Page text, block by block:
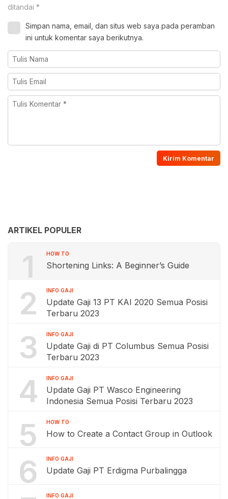
ditandai *
Simpan nama, email, dan situs web saya pada peramban
ini untuk komentar saya berikutnya.
ARTIKEL POPULER
1 HOW TO
Shortening Links: A Beginner’s Guide
2 INFO GAJI
Update Gaji 13 PT KAI 2020 Semua Posisi
Terbaru 2023
3 INFO GAJI
Update Gaji di PT Columbus Semua Posisi
Terbaru 2023
4 INFO GAJI
Update Gaji PT Wasco Engineering
Indonesia Semua Posisi Terbaru 2023
5 HOW TO
How to Create a Contact Group in Outlook
6 INFO GAJI
Update Gaji PT Erdigma Purbalingga
INFO GAJI